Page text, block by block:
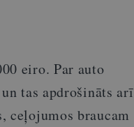
eiro. Par auto
tas apdrošināts arī
ceļojumos braucam